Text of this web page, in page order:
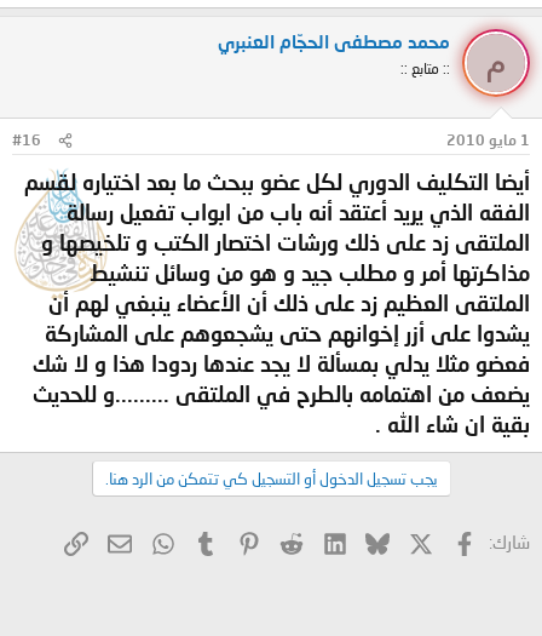
م
محمد مصطفى الحجّام العنبري
:: متابع ::
1 مايو 2010 #16
أيضا التكليف الدوري لكل عضو ببحث ما بعد اختياره لقسم
الفقه الذي يريد أعتقد أنه باب من ابواب تفعيل رسالة
الملتقى زد على ذلك ورشات اختصار الكتب و تلخيصها و
مذاكرتها أمر و مطلب جيد و هو من وسائل تنشيط
الملتقى العظيم زد على ذلك أن الأعضاء ينبغي لهم أن
يشدوا على أزر إخوانهم حتى يشجعوهم على المشاركة
فعضو مثلا يدلي بمسألة لا يجد عندها ردودا هذا و لا شك
يضعف من اهتمامه بالطرح في الملتقى .........و للحديث
بقية ان شاء الله .
يجب تسجيل الدخول أو التسجيل كي تتمكن من الرد هنا.
شارك: فيسبوك Bluesky
LinkedIn
Reddit
Pinterest
Tumblr
WhatsApp
البريد